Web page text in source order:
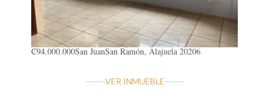
₡94.000.000San JuanSan Ramón, Alajuela 20206
VER INMUEBLE